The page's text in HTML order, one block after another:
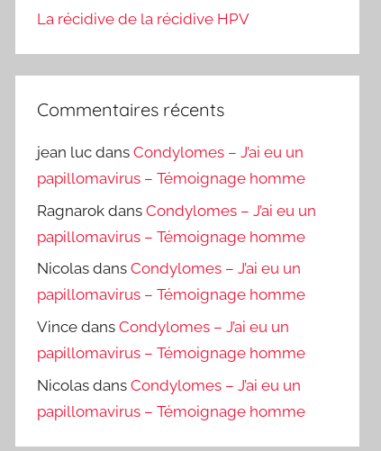
La récidive de la récidive HPV
Commentaires récents
jean luc dansCondylomes – J’ai eu un
papillomavirus – Témoignage homme
Ragnarok dansCondylomes – J’ai eu un
papillomavirus – Témoignage homme
Nicolas dansCondylomes – J’ai eu un
papillomavirus – Témoignage homme
Vince dansCondylomes – J’ai eu un
papillomavirus – Témoignage homme
Nicolas dansCondylomes – J’ai eu un
papillomavirus – Témoignage homme